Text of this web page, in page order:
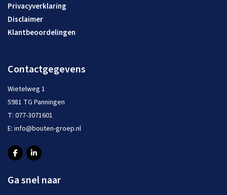
Privacyverklaring
Disclaimer
Klantbeoordelingen
Contactgegevens
Wietelweg 1
5981 TG Panningen
T: 077-3071601
E: info@bouten-groep.nl
Ga snel naar